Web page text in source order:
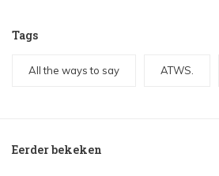
Tags
All the ways to say ATWS.
Eerder bekeken